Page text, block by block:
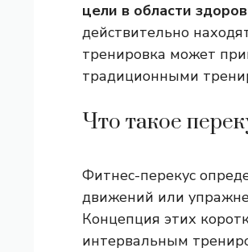
цели в области
действительно
тренировка может
традиционными
Что такое
Фитнес-перекус
движений или
Концепция этих
интервальным